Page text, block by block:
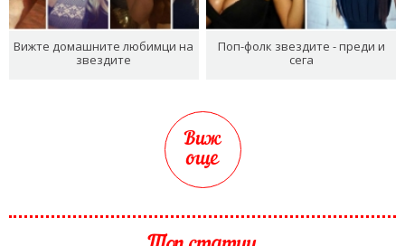
Вижте домашните любимци на
звездите
Поп-фолк звездите - преди и
сега
Виж
още